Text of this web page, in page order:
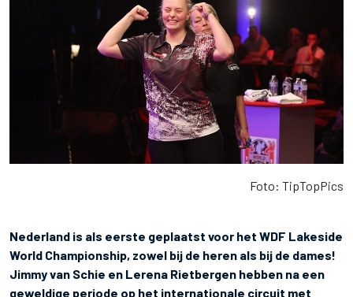
Foto: TipTopPics
Nederland is als eerste geplaatst voor het WDF Lakeside
World Championship, zowel bij de heren als bij de dames!
Jimmy van Schie en Lerena Rietbergen hebben na een
geweldige periode op het internationale circuit met